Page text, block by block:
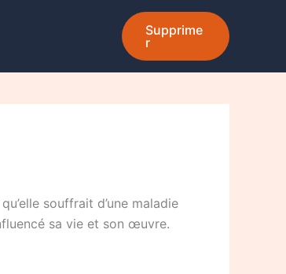
Supprime
r
souffrait d’une maladie
sa vie et son œuvre.